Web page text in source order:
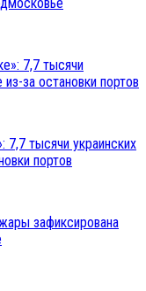
7,7 тысячи украинских
портов